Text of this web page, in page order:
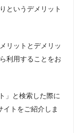
というデメリット
リットとデメリッ
利用することをお
」と検索した際に
トをご紹介しま